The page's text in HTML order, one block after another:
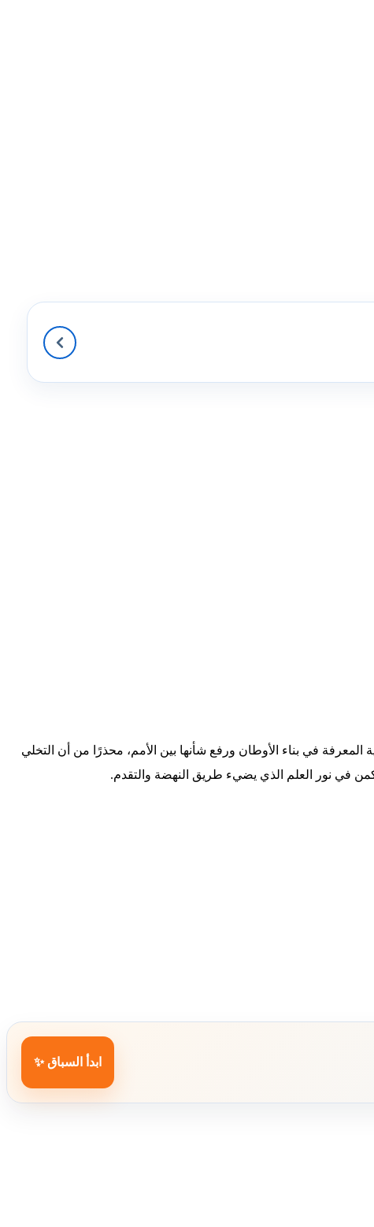
في بناء الأوطان ورفع شأنها بين الأمم، محذرًا من أن التخلي
في نور العلم الذي يضيء طريق النهضة والتقدم.
ابدأ السباق ✨